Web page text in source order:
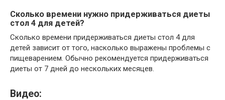
Сколько времени нужно придерживаться диеты
стол 4 для детей?
Сколько времени придерживаться диеты стол 4 для
детей зависит от того, насколько выражены проблемы с
пищеварением. Обычно рекомендуется придерживаться
диеты от 7 дней до нескольких месяцев.
Видео: